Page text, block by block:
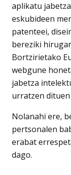
aplikatu
eskubideen
patenteei,
bereziki
Bortzirietako
webgune
jabetza
urratzen
Nolanahi ere,
pertsonalen
erabat
dago.